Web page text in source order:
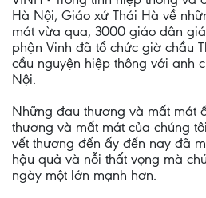
Hà Nội, Giáo xứ Thái Hà về
mát vừa qua, 3000 giáo dân
phận Vinh đã tổ chức giờ chầu
cầu nguyện hiệp thông với anh
Nội.
Những đau thương và mất mát
thương và mất mát của chúng
vết thương đến ấy đến nay đã
hậu quả và nỗi thất vọng mà
ngày một lớn mạnh hơn.